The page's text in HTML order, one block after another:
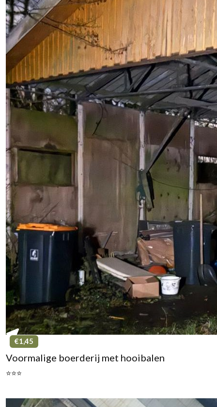
€1,45
Voormalige boerderij met hooibalen
⭐⭐⭐